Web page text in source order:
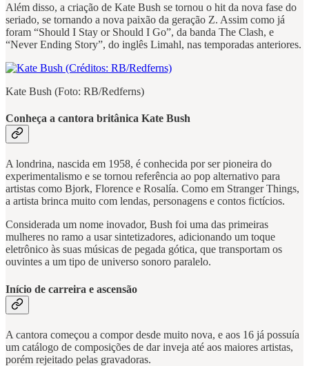
Além disso, a criação de Kate Bush se tornou o hit da nova fase do
seriado, se tornando a nova paixão da geração Z. Assim como já
foram “Should I Stay or Should I Go”, da banda The Clash, e
“Never Ending Story”, do inglês Limahl, nas temporadas anteriores.
Kate Bush (Foto: RB/Redferns)
Conheça a cantora britânica Kate Bush
A londrina, nascida em 1958, é conhecida por ser pioneira do
experimentalismo e se tornou referência ao pop alternativo para
artistas como Bjork, Florence e Rosalía. Como em Stranger Things,
a artista brinca muito com lendas, personagens e contos fictícios.
Considerada um nome inovador, Bush foi uma das primeiras
mulheres no ramo a usar sintetizadores, adicionando um toque
eletrônico às suas músicas de pegada gótica, que transportam os
ouvintes a um tipo de universo sonoro paralelo.
Início de carreira e ascensão
A cantora começou a compor desde muito nova, e aos 16 já possuía
um catálogo de composições de dar inveja até aos maiores artistas,
porém rejeitado pelas gravadoras.